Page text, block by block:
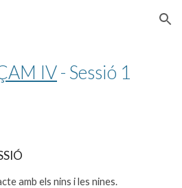
Skip to navigation
IV - Sessió 1
amb els nins i les nines.